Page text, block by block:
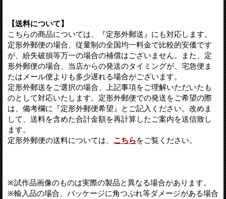
【送料について】
こちらの商品については、『定形外郵送』にも対応します。
定形外郵便の場合、従量制の全国均一料金で比較的安価です
が、紛失破損等万一の場合の補償はございません。また、定
形外郵便の場合、当店からの発送のタイミングが、宅急便ま
たはメール便よりも多少遅れる場合がございます。
定形外郵送をご選択の場合、上記事項をご理解いただいたも
のとして対応いたします。定形外郵便での発送をご希望の際
は、備考欄に『定形外郵便希望』とご記入ください。改めま
して、送料を含めた合計金額を再計算したご案内を送信致し
ます。
定形外郵便の送料については、 こちらをご覧ください。
※試作品画像のものは実際の製品と異なる場合があります。
※輸入品の場合、パッケージに角つぶれ等ダメージがある場合